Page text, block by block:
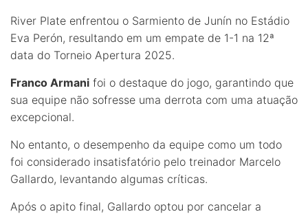
River Plate enfrentou o Sarmiento de Junín no Estádio
Eva Perón, resultando em um empate de 1-1 na 12ª
data do Torneio Apertura 2025.
Franco Armani foi o destaque do jogo, garantindo que
sua equipe não sofresse uma derrota com uma atuação
excepcional.
No entanto, o desempenho da equipe como um todo
foi considerado insatisfatório pelo treinador Marcelo
Gallardo, levantando algumas críticas.
Após o apito final, Gallardo optou por cancelar a